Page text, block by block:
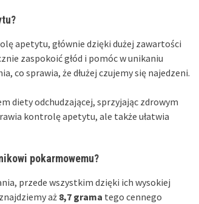
apetytu, głównie dzięki dużej zawartości
zaspokoić głód i pomóc w unikaniu
co sprawia, że dłużej czujemy się najedzeni.
diety odchudzającej, sprzyjając zdrowym
kontrolę apetytu, ale także ułatwia
pokarmowemu?
przede wszystkim dzięki ich wysokiej
aż 8,7 grama tego cennego